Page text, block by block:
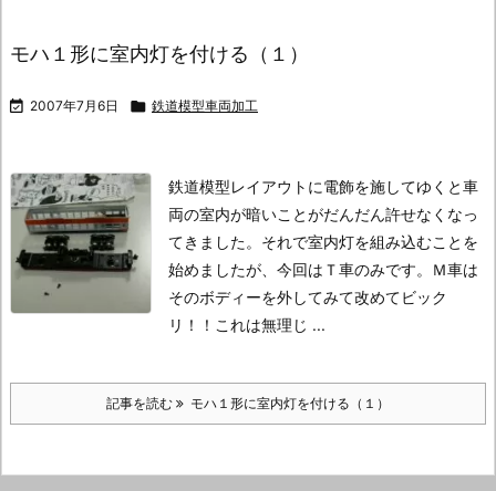
モハ１形に室内灯を付ける（１）
 2007年7月6日  鉄道模型車両加工
鉄道模型レイアウトに電飾を施してゆくと車
両の室内が暗いことがだんだん許せなくなっ
てきました。 それで室内灯を組み込むことを
始めましたが、今回はＴ車のみです。
Ｍ車は
そのボディーを外してみて改めてビック
リ！！これは無理じ ...
記事を読む モハ１形に室内灯を付ける（１）